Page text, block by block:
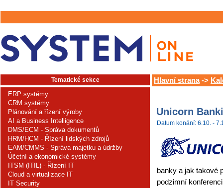
Tematické sekce
ERP systémy
CRM systémy
Plánování a řízení výroby
AI a Business Intelligence
DMS/ECM - Správa dokumentů
HRM/HCM - Řízení lidských zdrojů
EAM/CMMS - Správa majetku a údržby
Účetní a ekonomické systémy
ITSM (ITIL) - Řízení IT
Cloud a virtualizace IT
IT Security
Hlavní strana->
Unicorn
Datum konání: 6.10. -
banky a jak takové
podzimní